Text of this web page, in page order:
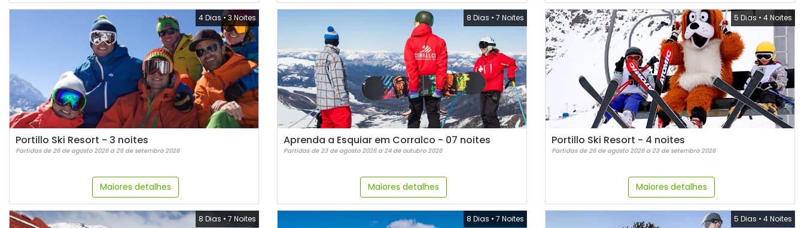
4 Dias •3 Noites
Portillo Ski Resort - 3 noites
Partidas de 26 de agosto 2026 a 26 de setembro 2026
Maiores detalhes
8 Dias • 7 Noites
Aprenda a Esquiar em Corralco - 07 noites
Partidas de 23 de agosto 2026 a 24 de outubro 2026
Maiores detalhes
5 Dias • 4 Noites
Portillo Ski Resort - 4 noites
Partidas de 26 de agosto 2026 a 23 de setembro 2026
Maiores detalhes
8 Dias • 7 Noites 8 Dias • 7 Noites 5 Dias • 4 Noites